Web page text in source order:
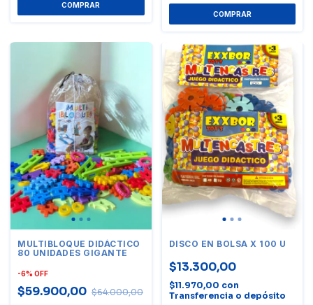
MULTIBLOQUE DIDÁCTICO
80 UNIDADES GIGANTE
-6% OFF
$59.900,00 $64.000,00
DISCO EN BOLSA X 100 U
$13.300,00
$11.970,00 con
Transferencia o depósito